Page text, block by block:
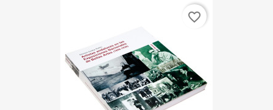
favorite_border